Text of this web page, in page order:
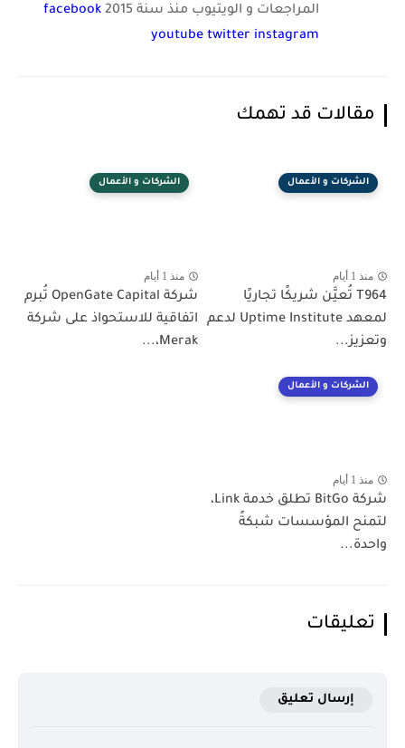
المراجعات و الويتيوب منذ سنة 2015
facebook
youtube twitter instagram
مقالات قد تهمك
الشركات و الأعمال
منذ 1 أيام
T964 تُعيَّن شريكًا تجاريًا
لمعهد Uptime Institute لدعم
وتعزيز...
الشركات و الأعمال
منذ 1 أيام
شركة OpenGate Capital تُبرم
اتفاقية للاستحواذ على شركة
Merak،...
الشركات و الأعمال
منذ 1 أيام
شركة BitGo تطلق خدمة Link،
لتمنح المؤسسات شبكةً
واحدة...
تعليقات
إرسال تعليق